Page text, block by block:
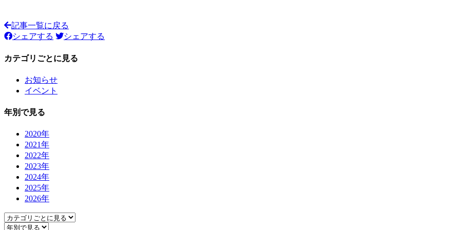
記事一覧に戻る
シェアする
シェアする
カテゴリごとに見る
お知らせ
イベント
年別で見る
2020年
2021年
2022年
2023年
2024年
2025年
2026年